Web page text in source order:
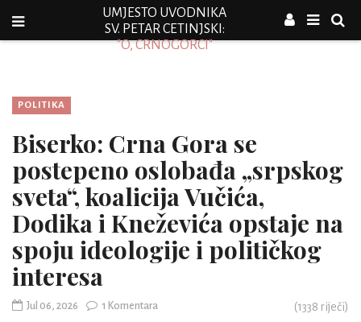
UMJESTO UVODNIKA
SV. PETAR CETINJSKI:
"O, CRNOGORCI"
POLITIKA
Biserko: Crna Gora se
postepeno oslobađa „srpskog
sveta“, koalicija Vučića,
Dodika i Kneževića opstaje na
spoju ideologije i političkog
interesa
Jul 06, 2026 1 Komentara (1338 riječi)